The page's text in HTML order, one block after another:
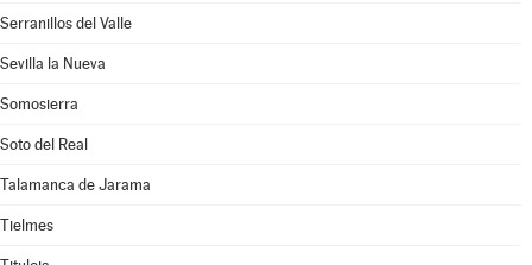
Serranillos del Valle
Sevilla la Nueva
Somosierra
Soto del Real
Talamanca de Jarama
Tielmes